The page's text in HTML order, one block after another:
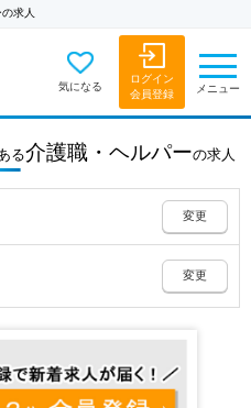
求人
気になる
ログイン
会員登録
メニュー
る介護職・ヘルパーの求人
変更
変更